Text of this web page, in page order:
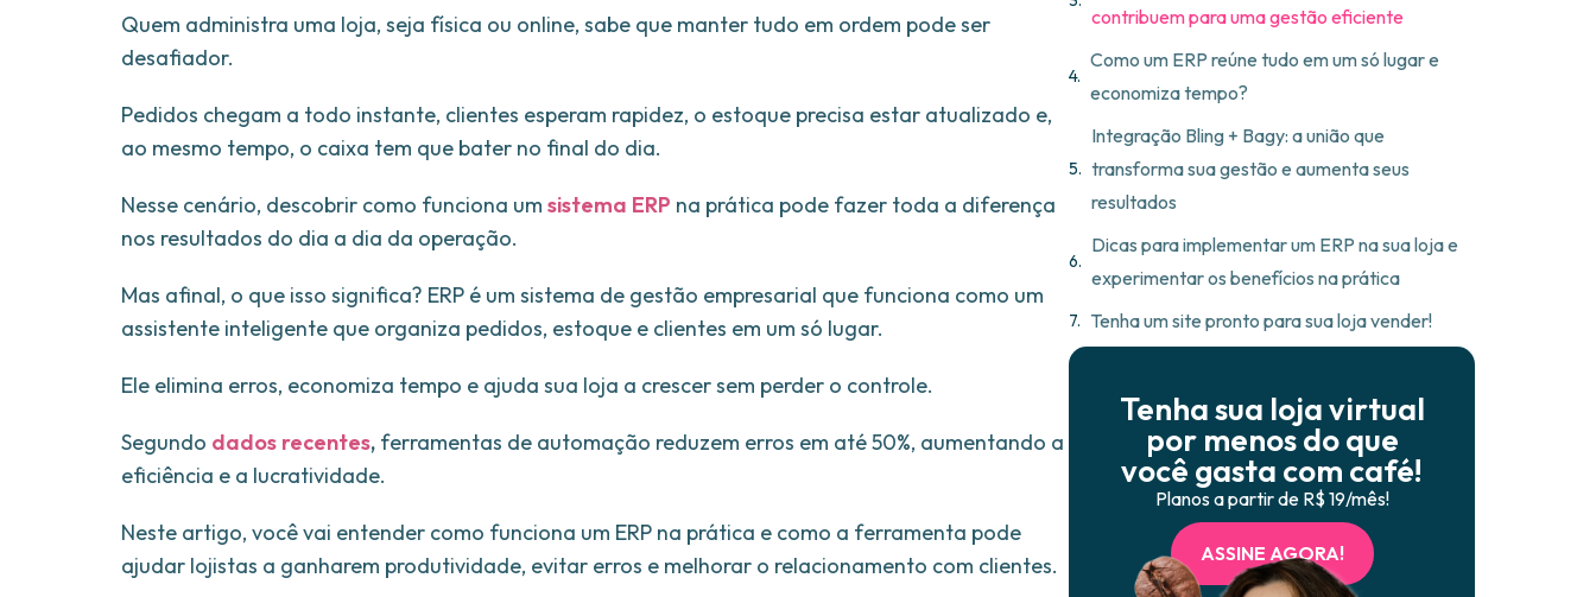
Quem administra uma loja, seja física ou online, sabe que manter tudo em ordem pode ser
desafiador.
Pedidos chegam a todo instante, clientes esperam rapidez, o estoque precisa estar atualizado e,
ao mesmo tempo, o caixa tem que bater no final do dia.
Nesse cenário, descobrir como funciona um sistema ERP na prática pode fazer toda a diferença
nos resultados do dia a dia da operação.
Mas afinal, o que isso significa? ERP é um sistema de gestão empresarial que funciona como um
assistente inteligente que organiza pedidos, estoque e clientes em um só lugar.
Ele elimina erros, economiza tempo e ajuda sua loja a crescer sem perder o controle.
Segundo dados recentes, ferramentas de automação reduzem erros em até 50%, aumentando a
eficiência e a lucratividade.
Neste artigo, você vai entender como funciona um ERP na prática e como a ferramenta pode
ajudar lojistas a ganharem produtividade, evitar erros e melhorar o relacionamento com clientes.
contribuem para uma gestão eficiente
Como um ERP reúne tudo em um só lugar e
economiza tempo?
Integração Bling + Bagy: a união que
transforma sua gestão e aumenta seus
resultados
Dicas para implementar um ERP na sua loja e
experimentar os benefícios na prática
Tenha um site pronto para sua loja vender!
Tenha sua loja virtual
por menos do que
você gasta com café!
Planos a partir de R$ 19/mês!
ASSINE AGORA!